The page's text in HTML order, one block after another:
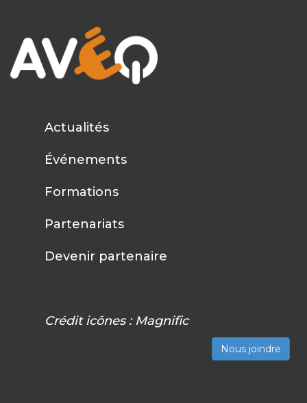
Actualités
Événements
Formations
Partenariats
Devenir partenaire
Crédit icônes : Magnific
Nous joindre